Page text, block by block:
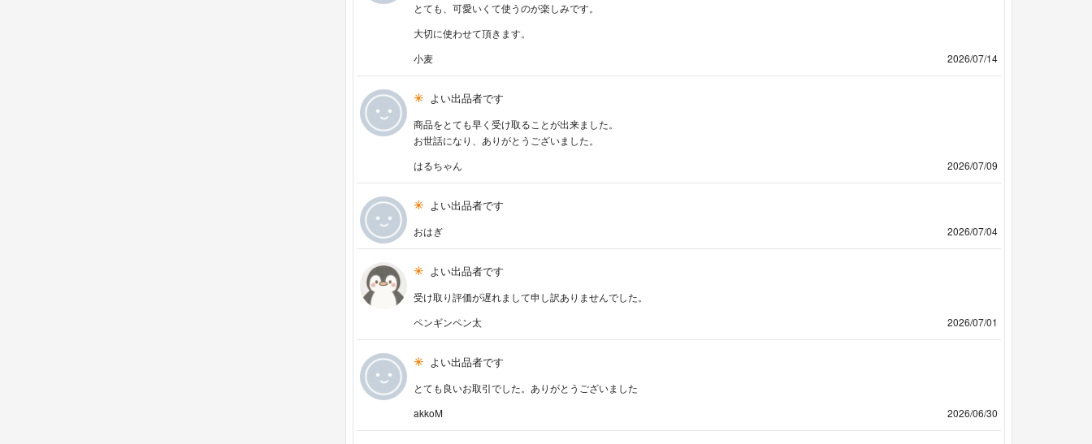
とても、可愛いくて使うのが楽しみです。
大切に使わせて頂きます。
小麦
2026/07/14
よい出品者です
商品をとても早く受け取ることが出来ました。
お世話になり、ありがとうございました。
はるちゃん
2026/07/09
よい出品者です
おはぎ 2026/07/04
よい出品者です
受け取り評価が遅れまして申し訳ありませんでした。
ペンギンペン太
2026/07/01
よい出品者です
とても良いお取引でした。ありがとうございました
akkoM
2026/06/30